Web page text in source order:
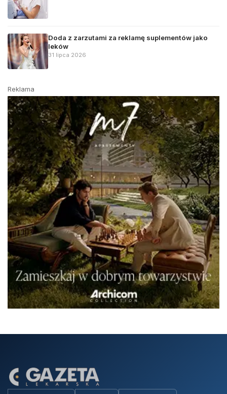
Doda z zarzutami za reklamę suplementów jako
leków
31 lipca 2026
Reklama